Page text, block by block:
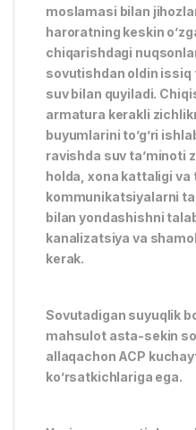
moslamasi bilan
haroratning keskin
chiqarishdagi
sovutishdan oldin issiq
suv bilan quyiladi.
armatura kerakli
buyumlarini to’g’ri
ravishda suv ta’minoti
holda, xona kattaligi va
kommunikatsiyalarni
bilan yondashishni
kanalizatsiya va
kerak.
Sovutadigan suyuqlik
mahsulot asta-sekin
allaqachon ACP
ko’rsatkichlariga ega.